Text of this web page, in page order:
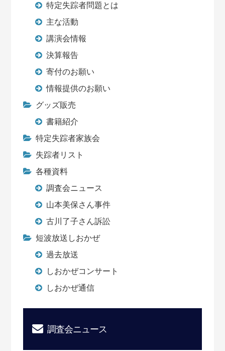
特定失踪者問題とは
主な活動
講演会情報
決算報告
寄付のお願い
情報提供のお願い
グッズ販売
書籍紹介
特定失踪者家族会
失踪者リスト
各種資料
調査会ニュース
山本美保さん事件
古川了子さん訴訟
短波放送しおかぜ
過去放送
しおかぜコンサート
しおかぜ通信
調査会ニュース